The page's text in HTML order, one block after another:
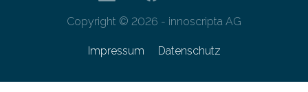
Copyright © 2026 - innoscripta AG
Impressum Datenschutz